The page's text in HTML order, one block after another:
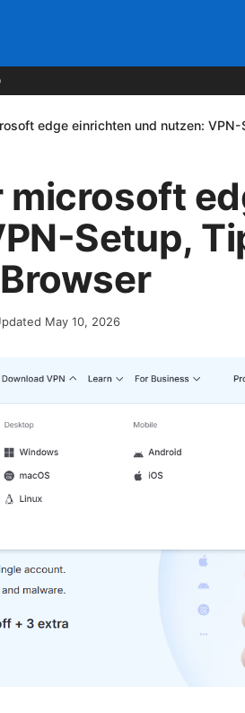
edge einrichten und nutzen:
microsoft
Setup,
May 10, 2026